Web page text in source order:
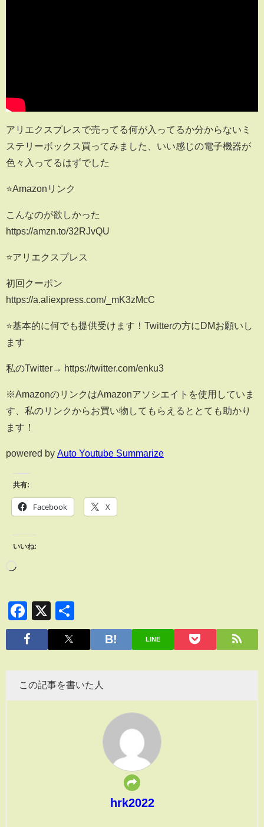
アリエクスプレスで売ってる何が入ってるか分からないミ
ステリーボックス買ってみました、いい感じの電子機器が
色々入ってるはずでした
⭐️Amazonリンク
こんなのが欲しかった
https://amzn.to/32RJvQU
⭐️アリエクスプレス
初回クーポン
https://a.aliexpress.com/_mK3zMcC
⭐️基本的に何でも提供受けます！Twitterの方にDMお願いし
ます
私のTwitter→ https://twitter.com/enku3
※AmazonのリンクはAmazonアソシエイトを使用していま
す、私のリンクからお買い物してもらえるととても助かり
ます！
powered by Auto Youtube Summarize
共有:
Facebook X
いいね:
Facebook
X
有
LINE
この記事を書いた人
hrk2022